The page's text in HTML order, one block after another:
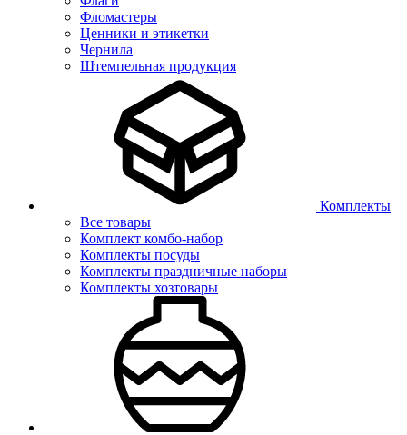
Фломастеры
Ценники и этикетки
Чернила
Штемпельная продукция
Комплекты
Все товары
Комплект комбо-набор
Комплекты посуды
Комплекты праздничные наборы
Комплекты хозтовары